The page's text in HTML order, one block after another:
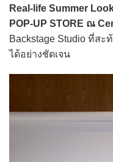
Real-life Summer
POP-UP STORE ณ
Backstage Studio ที่สะ
ได้อย่างชัดเจน